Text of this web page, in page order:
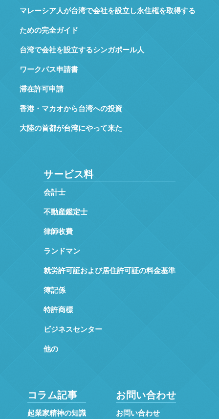
マレーシア人が台湾で会社を設立し永住権を取得する
ための完全ガイド
台湾で会社を設立するシンガポール人
ワークパス申請書
滞在許可申請
香港・マカオから台湾への投資
大陸の首都が台湾にやって来た
サービス料
会計士
不動産鑑定士
律師收費
ランドマン
就労許可証および居住許可証の料金基準
簿記係
特許商標
ビジネスセンター
他の
コラム記事
起業家精神の知識
お問い合わせ
お問い合わせ